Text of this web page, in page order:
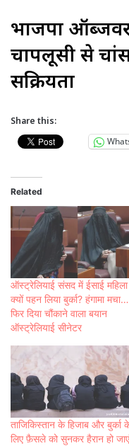
भाजपा
चापलूसी से
सक्रियता
Share this:
Related
ऑस्ट्रेलियाई संसद में ईसाई
क्यों पहन लिया बुर्का? हंगामा मचा…
फिर दिया चौंकाने वाला बयान
ऑस्ट्रेलियाई सीनेटर
ताजिकिस्तान के हिजाब और बुर्का
लिए फ़ैसले को सुनकर हैरान हो